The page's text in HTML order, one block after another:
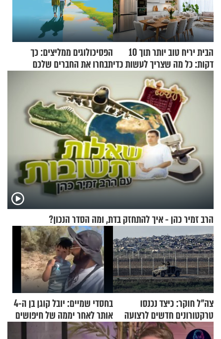
הבית יריח טוב יותר תוך 10
דקות: כל מה שצריך לעשות כדי
הפסיכולוגים ממליצים: כך
תבחרו את החברים שלכם
הרב זמיר כהן - איך להתחזק בדת, ומה הסדר הנכון?
צה"ל חוקר: כיצד נכנסו
טרקטורונים חדשים לרצועה
בחסדי שמיים: יובל קוגן בן ה-4
אותר לאחר יממה של חיפושים